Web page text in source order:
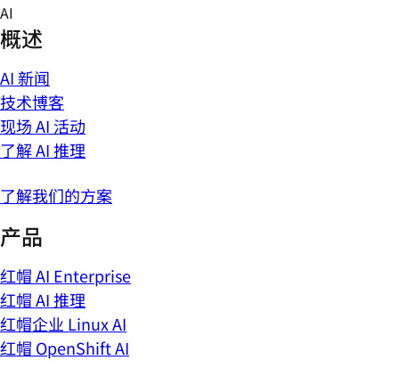
Skip
to
content
AI
概述
AI 新闻
技术博客
现场 AI 活动
了解 AI 推理
了解我们的方案
产品
红帽 AI Enterprise
红帽 AI 推理
红帽企业 Linux AI
红帽 OpenShift AI